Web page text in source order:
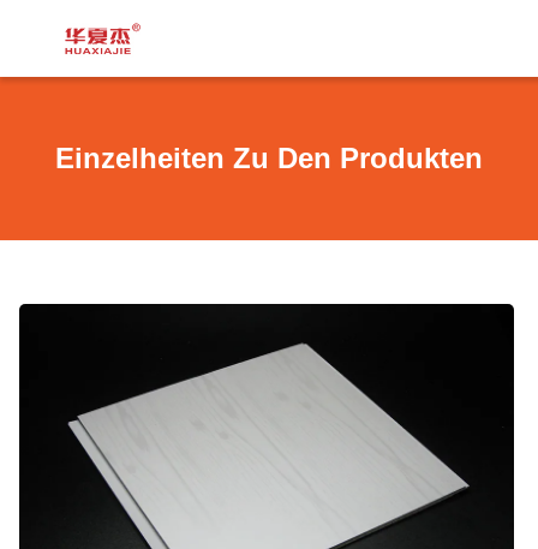
Einzelheiten Zu Den Produkten